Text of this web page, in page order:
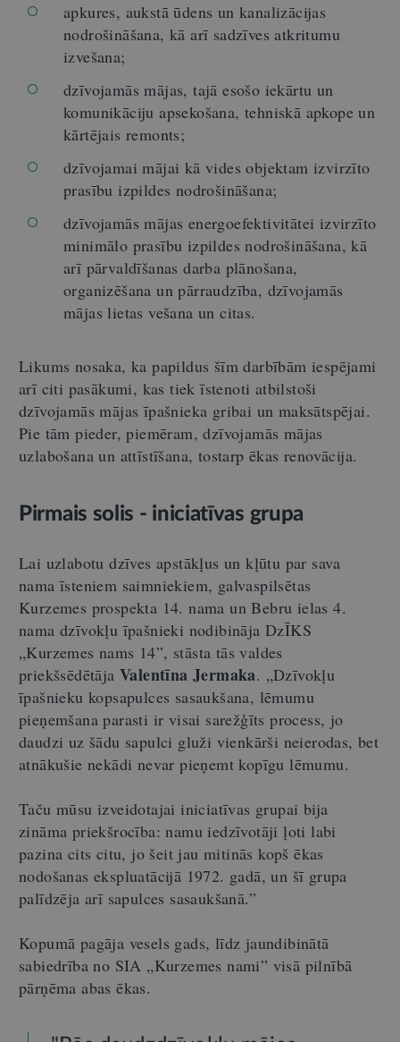
apkures, aukstā ūdens un kanalizācijas
nodrošināšana, kā arī sadzīves atkritumu
izvešana;
dzīvojamās mājas, tajā esošo iekārtu un
komunikāciju apsekošana, tehniskā apkope un
kārtējais remonts;
dzīvojamai mājai kā vides objektam izvirzīto
prasību izpildes nodrošināšana;
dzīvojamās mājas energoefektivitātei izvirzīto
minimālo prasību izpildes nodrošināšana, kā
arī pārvaldīšanas darba plānošana,
organizēšana un pārraudzība, dzīvojamās
mājas lietas vešana un citas.
Likums nosaka, ka papildus šīm darbībām iespējami
arī citi pasākumi, kas tiek īstenoti atbilstoši
dzīvojamās mājas īpašnieka gribai un maksātspējai.
Pie tām pieder, piemēram, dzīvojamās mājas
uzlabošana un attīstīšana, tostarp ēkas renovācija.
Pirmais solis - iniciatīvas grupa
Lai uzlabotu dzīves apstākļus un kļūtu par sava
nama īsteniem saimniekiem, galvaspilsētas
Kurzemes prospekta 14. nama un Bebru ielas 4.
nama dzīvokļu īpašnieki nodibināja DzĪKS
„Kurzemes nams 14”, stāsta tās valdes
priekšsēdētājaValentīna Jermaka. „Dzīvokļu
īpašnieku kopsapulces sasaukšana, lēmumu
pieņemšana parasti ir visai sarežģīts process, jo
daudzi uz šādu sapulci gluži vienkārši neierodas, bet
atnākušie nekādi nevar pieņemt kopīgu lēmumu.
Taču mūsu izveidotajai iniciatīvas grupai bija
zināma priekšrocība: namu iedzīvotāji ļoti labi
pazina cits citu, jo šeit jau mitinās kopš ēkas
nodošanas ekspluatācijā 1972. gadā, un šī grupa
palīdzēja arī sapulces sasaukšanā.”
Kopumā pagāja vesels gads, līdz jaundibinātā
sabiedrība no SIA „Kurzemes nami” visā pilnībā
pārņēma abas ēkas.